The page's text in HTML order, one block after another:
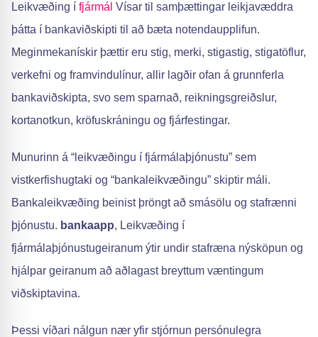
Leikvæðing í fjármál Vísar til samþættingar leikjavæddra
þátta í bankaviðskipti til að bæta notendaupplifun.
Meginmekanískir þættir eru stig, merki, stigastig, stigatöflur,
verkefni og framvindulínur, allir lagðir ofan á grunnferla
bankaviðskipta, svo sem sparnað, reikningsgreiðslur,
kortanotkun, kröfuskráningu og fjárfestingar.
Munurinn á “leikvæðingu í fjármálaþjónustu” sem
vistkerfishugtaki og “bankaleikvæðingu” skiptir máli.
Bankaleikvæðing beinist þröngt að smásölu og stafrænni
þjónustu. bankaapp, Leikvæðing í
fjármálaþjónustugeiranum ýtir undir stafræna nýsköpun og
hjálpar geiranum að aðlagast breyttum væntingum
viðskiptavina.
Þessi víðari nálgun nær yfir stjórnun persónulegra